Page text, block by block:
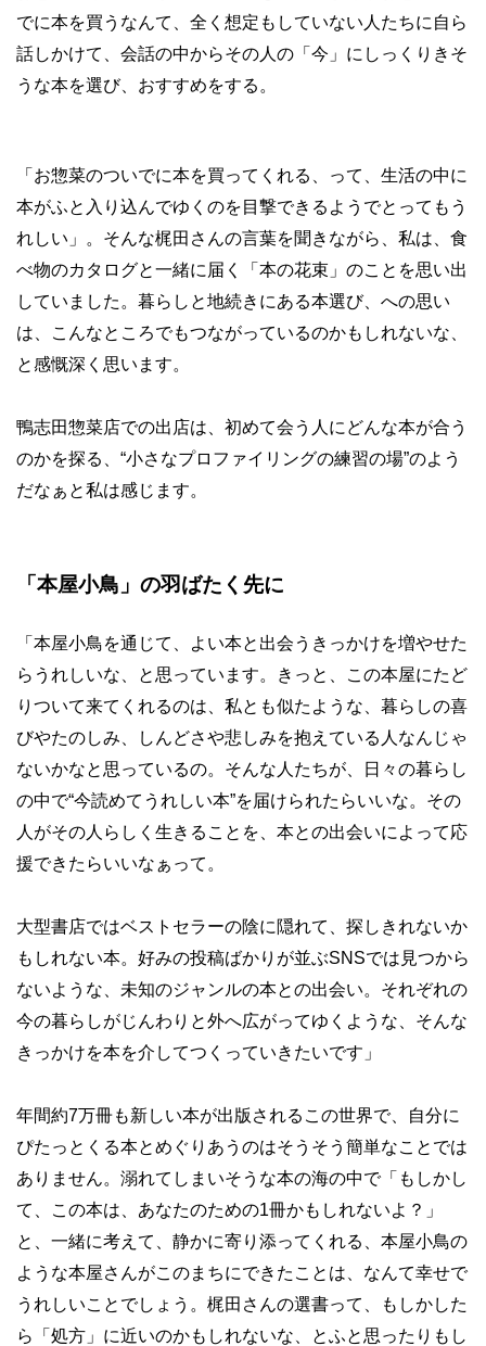
でに本を買うなんて、全く想定もしていない人たちに自ら
話しかけて、会話の中からその人の「今」にしっくりきそ
うな本を選び、おすすめをする。
「お惣菜のついでに本を買ってくれる、って、生活の中に
本がふと入り込んでゆくのを目撃できるようでとってもう
れしい」。そんな梶田さんの言葉を聞きながら、私は、食
べ物のカタログと一緒に届く「本の花束」のことを思い出
していました。暮らしと地続きにある本選び、への思い
は、こんなところでもつながっているのかもしれないな、
と感慨深く思います。
鴨志田惣菜店での出店は、初めて会う人にどんな本が合う
のかを探る、“小さなプロファイリングの練習の場”のよう
だなぁと私は感じます。
「本屋小鳥」の羽ばたく先に
「本屋小鳥を通じて、よい本と出会うきっかけを増やせた
らうれしいな、と思っています。きっと、この本屋にたど
りついて来てくれるのは、私とも似たような、暮らしの喜
びやたのしみ、しんどさや悲しみを抱えている人なんじゃ
ないかなと思っているの。そんな人たちが、日々の暮らし
の中で“今読めてうれしい本”を届けられたらいいな。その
人がその人らしく生きることを、本との出会いによって応
援できたらいいなぁって。
大型書店ではベストセラーの陰に隠れて、探しきれないか
もしれない本。好みの投稿ばかりが並ぶSNSでは見つから
ないような、未知のジャンルの本との出会い。それぞれの
今の暮らしがじんわりと外へ広がってゆくような、そんな
きっかけを本を介してつくっていきたいです」
年間約7万冊も新しい本が出版されるこの世界で、自分に
ぴたっとくる本とめぐりあうのはそうそう簡単なことでは
ありません。溺れてしまいそうな本の海の中で「もしかし
て、この本は、あなたのための1冊かもしれないよ？」
と、一緒に考えて、静かに寄り添ってくれる、本屋小鳥の
ような本屋さんがこのまちにできたことは、なんて幸せで
うれしいことでしょう。梶田さんの選書って、もしかした
ら「処方」に近いのかもしれないな、とふと思ったりもし